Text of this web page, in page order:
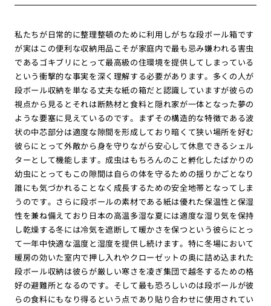
私たちが日常的に整理整頓のために利用しがちな段ボール箱です
が実はこの便利な収納用品こそが家庭内で最も忌み嫌われる害虫
であるゴキブリにとって最高級の住環境を提供してしまっている
という衝撃的な事実を深く理解する必要があります。多くの人が
段ボール収納を単なる丈夫な紙の箱だと認識していますが彼らの
視点から見るとそれは断熱材と食料と隠れ家が一体となった夢の
ような要塞に見えているのです。まずその構造的な特徴である波
状の中芯部分は適度な隙間を形成しており暗くて狭い場所を好む
彼らにとって外敵から身を守りながら安心して休息できるシェル
ターとして機能します。成虫はもちろんのこと孵化したばかりの
幼虫にとってもこの隙間は自らの体を守るための揺りかごとなり
誰にも気づかれることなく成長するための安全地帯となってしま
うのです。さらに段ボールの素材である紙は優れた保温性と保湿
性を兼ね備えており日本の高温多湿な夏には適度な湿り気を保持
し乾燥する冬には冷気を遮断して暖かさを保つという彼らにとっ
て一年中快適な温度と湿度を提供し続けます。特に冬場において
暖房の効いた室内で押し入れやクローゼットの奥に詰め込まれた
段ボール収納は彼らが厳しい寒さを凌ぎ集団で越冬するための格
好の避難所となるのです。そして最も恐ろしいのは段ボールが彼
らの食料にもなり得るという点であり貼り合わせに使用されてい